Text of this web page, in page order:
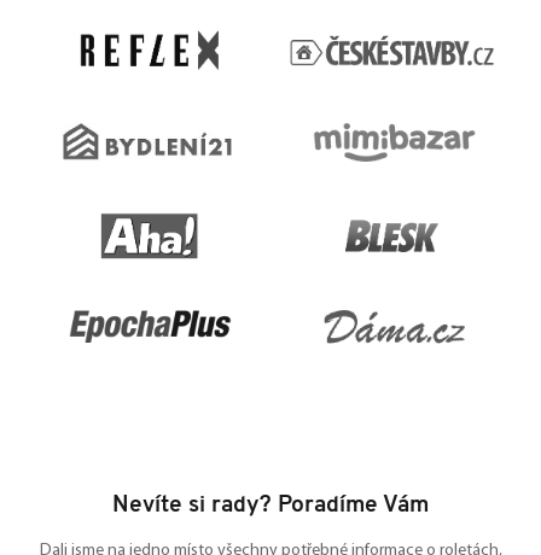
Nevíte si rady? Poradíme Vám
Dali jsme na jedno místo všechny potřebné informace o roletách,